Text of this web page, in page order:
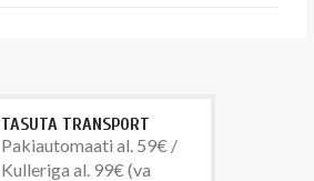
TASUTA TRANSPORT
Pakiautomaati al. 59€ /
Kulleriga al. 99€ (va